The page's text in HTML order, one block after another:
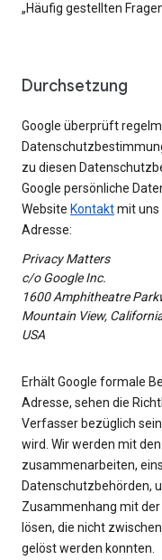
„Häufig gestellten
Durchsetzung
Google überprüft
zu diesen
Google persönliche
Website Kontaktmit uns
Adresse:
Privacy Matters
c/o Google Inc.
1600 Amphitheatre
Mountain View,
USA
Erhält Google formale
Adresse, sehen die
Verfasser bezüglich
wird. Wir werden mit
zusammenarbeiten,
Datenschutzbehörden,
Zusammenhang mit
lösen, die nicht
gelöst werden konnten.